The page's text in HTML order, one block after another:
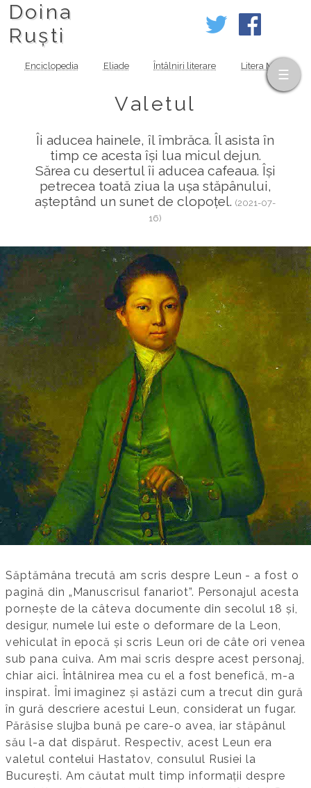
Doina
Ruști
Enciclopedia Eliade Întâlniri literare Litera MOV
Valetul
Îi aducea hainele, îl îmbrăca. Îl asista în
timp ce acesta își lua micul dejun.
Sărea cu desertul îi aducea cafeaua. Își
petrecea toată ziua la ușa stăpânului,
așteptând un sunet de clopoțel.(2021-07-
16)
Săptămâna trecută am scris despre Leun - a fost o
pagină din „Manuscrisul fanariot”. Personajul acesta
pornește de la câteva documente din secolul 18 și,
desigur, numele lui este o deformare de la Leon,
vehiculat în epocă și scris Leun ori de câte ori venea
sub pana cuiva. Am mai scris despre acest personaj,
chiar aici. Întâlnirea mea cu el a fost benefică, m-a
inspirat. Îmi imaginez și astăzi cum a trecut din gură
în gură descriere acestui Leun, considerat un fugar.
Părăsise slujba bună pe care-o avea, iar stăpânul
său l-a dat dispărut. Respectiv, acest Leun era
valetul contelui Hastatov, consulul Rusiei la
București. Am căutat mult timp informații despre